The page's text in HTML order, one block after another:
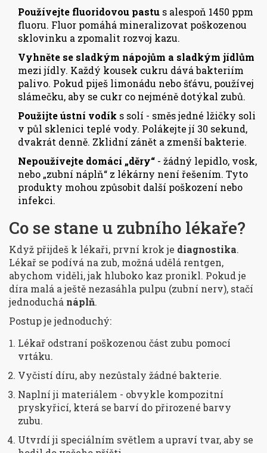
Používejte fluoridovou pastu s alespoň 1450 ppm
fluoru. Fluor pomáhá mineralizovat poškozenou
sklovinku a zpomalit rozvoj kazu.
Vyhněte se sladkým nápojům a sladkým jídlům
mezi jídly. Každý kousek cukru dává bakteriím
palivo. Pokud piješ limonádu nebo šťávu, používej
slámečku, aby se cukr co nejméně dotýkal zubů.
Použijte ústní vodík s solí - směs jedné lžičky soli
v půl sklenici teplé vody. Polákejte jí 30 sekund,
dvakrát denně. Zklidní zánět a zmenší bakterie.
Nepoužívejte domácí „děry“ - žádný lepidlo, vosk,
nebo „zubní náplň“ z lékárny není řešením. Tyto
produkty mohou způsobit další poškození nebo
infekci.
Co se stane u zubního lékaře?
Když přijdeš k lékaři, první krok je diagnostika.
Lékař se podívá na zub, možná udělá rentgen,
abychom viděli, jak hluboko kaz pronikl. Pokud je
díra malá a ještě nezasáhla pulpu (zubní nerv), stačí
jednoduchá náplň.
Postup je jednoduchý:
Lékař odstraní poškozenou část zubu pomocí
vrtáku.
Vyčistí díru, aby nezůstaly žádné bakterie.
Naplní ji materiálem - obvykle kompozitní
pryskyřicí, která se barví do přirozené barvy
zubu.
Utvrdí ji speciálním světlem a upraví tvar, aby se